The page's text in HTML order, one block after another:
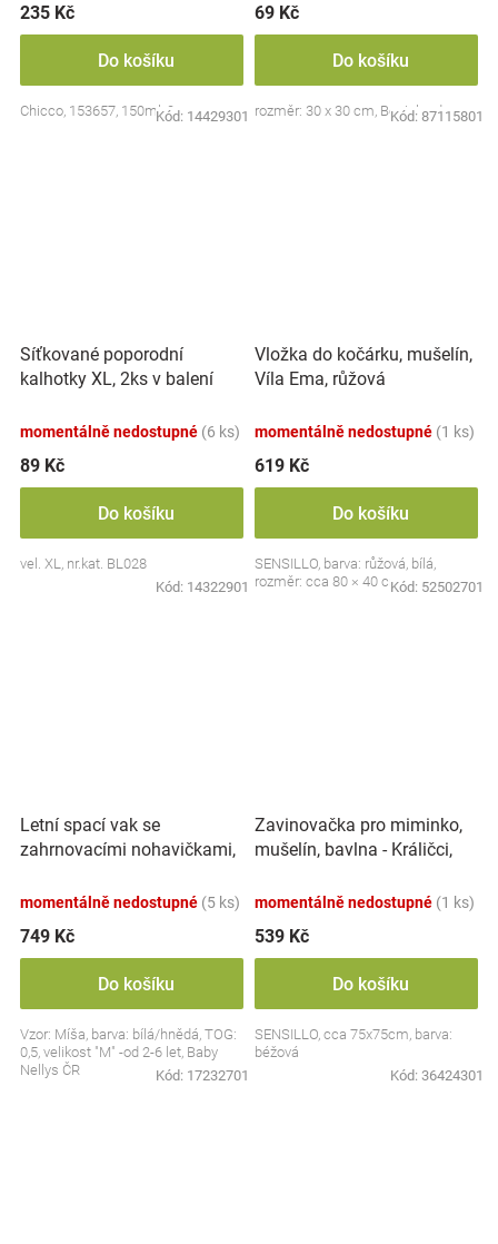
235 Kč
Do košíku
Chicco, 153657, 150ml, 0m+
Kód: 14429301
69 Kč
Do košíku
rozměr: 30 x 30 cm, Bocioland
Kód: 87115801
Síťkované poporodní
kalhotky XL, 2ks v balení
momentálně nedostupné (6 ks)
89 Kč
Do košíku
vel. XL, nr.kat. BL028
Kód: 14322901
Vložka do kočárku, mušelín,
Víla Ema, růžová
momentálně nedostupné (1 ks)
619 Kč
Do košíku
SENSILLO, barva: růžová, bílá,
rozměr: cca 80 × 40 cmKód: 52502701
Letní spací vak se
zahrnovacími nohavičkami,
potiskem, M
momentálně nedostupné (5 ks)
749 Kč
Do košíku
Vzor: Míša, barva: bílá/hnědá, TOG:
0,5, velikost "M" -od 2-6 let, Baby
Nellys ČR
Kód: 17232701
Zavinovačka pro miminko,
mušelín, bavlna - Králičci,
momentálně nedostupné (1 ks)
539 Kč
Do košíku
SENSILLO, cca 75x75cm, barva:
béžová
Kód: 36424301